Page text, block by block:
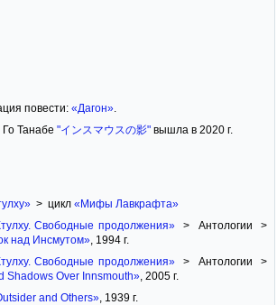
повести: «Дагон».
Танабе "インスマウスの影"вышла в 2020 г.
> цикл «Мифы Лавкрафта»
Свободные продолжения» > Антологии >
над Инсмутом», 1994 г.
Свободные продолжения» > Антологии >
Shadows Over Innsmouth», 2005 г.
and Others», 1939 г.